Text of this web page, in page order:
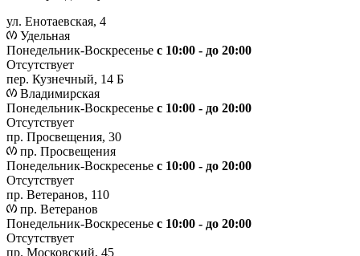
ул. Енотаевская, 4
Удельная
Понедельник-Воскресенье с 10:00 - до 20:00
Отсутствует
пер. Кузнечный, 14 Б
Владимирская
Понедельник-Воскресенье с 10:00 - до 20:00
Отсутствует
пр. Просвещения, 30
пр. Просвещения
Понедельник-Воскресенье c 10:00 - до 20:00
Отсутствует
пр. Ветеранов, 110
пр. Ветеранов
Понедельник-Воскресенье с 10:00 - до 20:00
Отсутствует
пр. Московский, 45